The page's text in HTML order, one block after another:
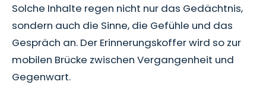
Solche Inhalte regen nicht nur das Gedächtnis,
sondern auch die Sinne, die Gefühle und das
Gespräch an. Der Erinnerungskoffer wird so zur
mobilen Brücke zwischen Vergangenheit und
Gegenwart.